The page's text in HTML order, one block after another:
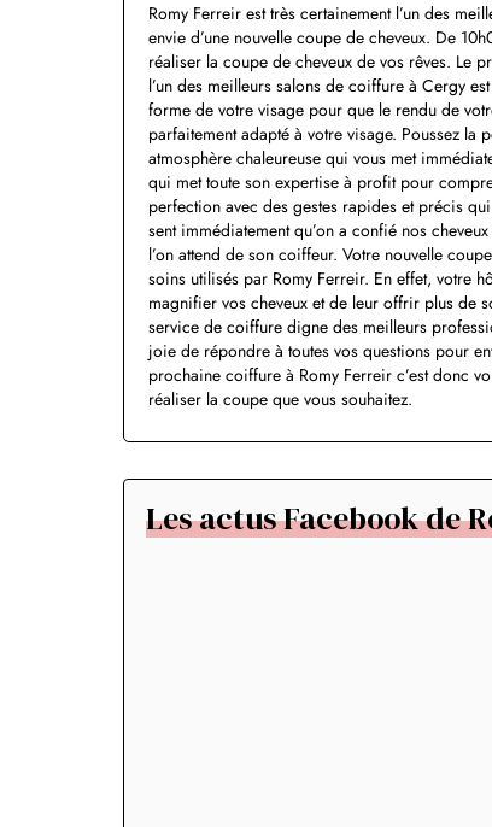
Romy Ferreir est très certainement l’un des
envie d’une nouvelle coupe de cheveux. De
réaliser la coupe de cheveux de vos rêves. Le
l’un des meilleurs salons de coiffure à Cergy
forme de votre visage pour que le rendu de
parfaitement adapté à votre visage. Poussez la
atmosphère chaleureuse qui vous met
qui met toute son expertise à profit pour
perfection avec des gestes rapides et précis
sent immédiatement qu’on a confié nos
l’on attend de son coiffeur. Votre nouvelle
soins utilisés par Romy Ferreir. En effet, votre
magnifier vos cheveux et de leur offrir plus de
service de coiffure digne des meilleurs
joie de répondre à toutes vos questions pour
prochaine coiffure à Romy Ferreir c’est donc
réaliser la coupe que vous souhaitez.
Les actus Facebook de